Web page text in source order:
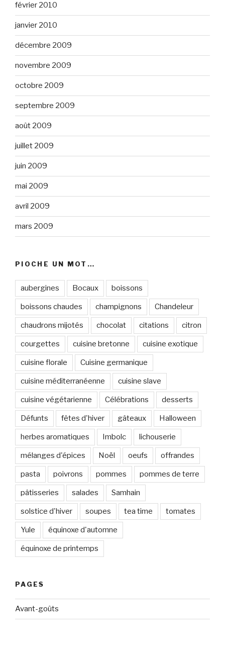
février 2010
janvier 2010
décembre 2009
novembre 2009
octobre 2009
septembre 2009
août 2009
juillet 2009
juin 2009
mai 2009
avril 2009
mars 2009
PIOCHE UN MOT…
aubergines Bocaux boissons
boissons chaudes champignons Chandeleur
chaudrons mijotés chocolat citations citron
courgettes cuisine bretonne cuisine exotique
cuisine florale Cuisine germanique
cuisine méditerranéenne cuisine slave
cuisine végétarienne Célébrations desserts
Défunts fêtes d'hiver gâteaux Halloween
herbes aromatiques Imbolc lichouserie
mélanges d'épices Noël oeufs offrandes
pasta poivrons pommes pommes de terre
pâtisseries salades Samhain
solstice d'hiver soupes tea time tomates
Yule équinoxe d'automne
équinoxe de printemps
PAGES
Avant-goûts